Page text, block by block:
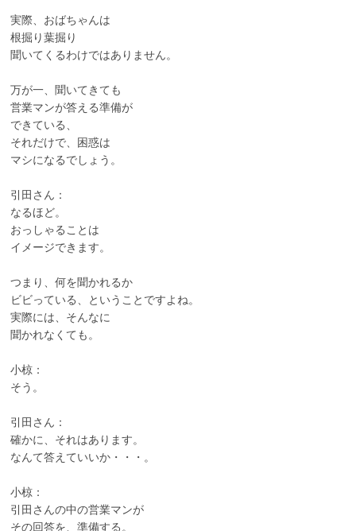
実際、おばちゃんは
根掘り葉掘り
聞いてくるわけではありません。
万が一、聞いてきても
営業マンが答える準備が
できている、
それだけで、困惑は
マシになるでしょう。
引田さん：
なるほど。
おっしゃることは
イメージできます。
つまり、何を聞かれるか
ビビっている、ということですよね。
実際には、そんなに
聞かれなくても。
小椋：
そう。
引田さん：
確かに、それはあります。
なんて答えていいか・・・。
小椋：
引田さんの中の営業マンが
その回答を、準備する。